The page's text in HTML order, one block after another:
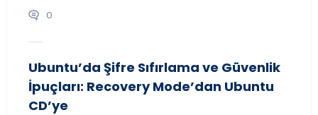
0
Ubuntu’da Şifre Sıfırlama ve Güvenlik
İpuçları: Recovery Mode’dan Ubuntu
CD’ye